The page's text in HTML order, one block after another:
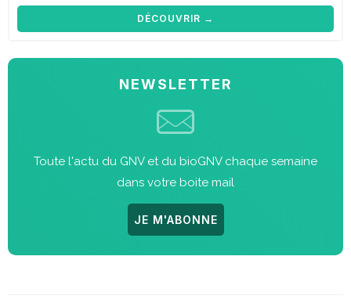
DÉCOUVRIR →
NEWSLETTER
Toute l'actu du GNV et du bioGNV chaque semaine
dans votre boite mail
JE M'ABONNE